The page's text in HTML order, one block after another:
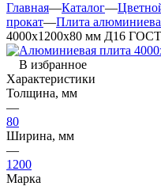
Главная—Каталог—
прокат—Плита
4000х1200х80 мм Д16
В избранное
Характеристики
Толщина, мм
—
80
Ширина, мм
—
1200
Марка